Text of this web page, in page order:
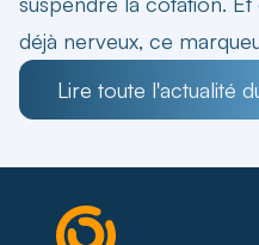
déjà nerveux, ce
Lire toute l'actualité